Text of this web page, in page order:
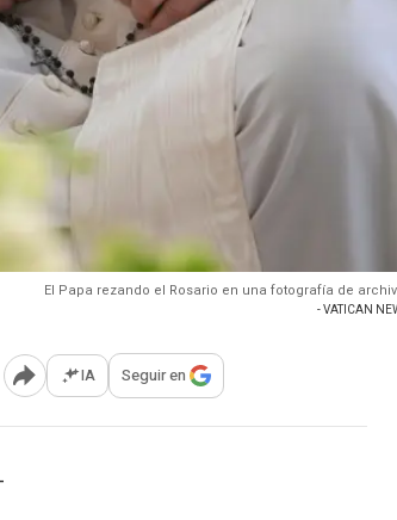
El Papa rezando el Rosario en una fotografía de
- VATICAN
Abrir opciones para compartir
IA Seguir en